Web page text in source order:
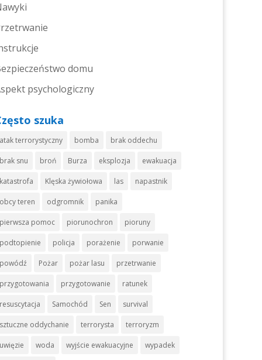
domu
psychologiczny
szuka
atak terrorystyczny bomba brak oddechu
brak snu broń Burza eksplozja ewakuacja
katastrofa Klęska żywiołowa las napastnik
obcy teren odgromnik panika
pierwsza pomoc piorunochron pioruny
podtopienie policja porażenie porwanie
powódź Pożar pożar lasu przetrwanie
przygotowania przygotowanie ratunek
resuscytacja Samochód Sen survival
sztuczne oddychanie terrorysta terroryzm
uwięzie woda wyjście ewakuacyjne wypadek